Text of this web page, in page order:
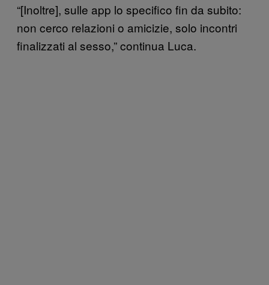
“[Inoltre], sulle app lo specifico fin da subito:
non cerco relazioni o amicizie, solo incontri
finalizzati al sesso,” continua Luca.